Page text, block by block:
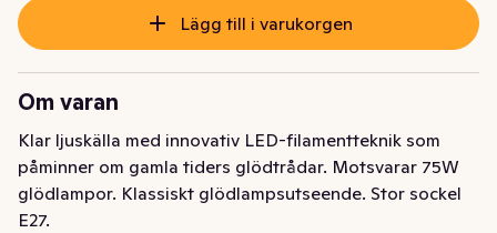
Lägg till i varukorgen
Om varan
Klar ljuskälla med innovativ LED-filamentteknik som
påminner om gamla tiders glödtrådar. Motsvarar 75W
glödlampor. Klassiskt glödlampsutseende. Stor sockel
E27.